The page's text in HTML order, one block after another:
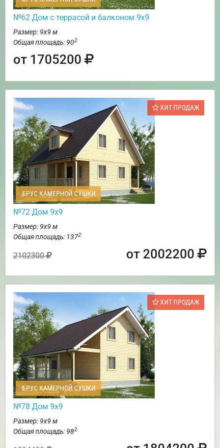
№62 Дом c террасой и балконом 9х9
Размер: 9х9 м
Общая площадь: 902
от 1705200
ХИТ ПРОДАЖ
БРУС КАМЕРНОЙ СУШКИ
№72 Дом 9х9
Размер: 9х9 м
Общая площадь: 1372
2102300 от 2002200
ХИТ ПРОДАЖ
БРУС КАМЕРНОЙ СУШКИ
№78 Дом 9х9
Размер: 9х9 м
Общая площадь: 982